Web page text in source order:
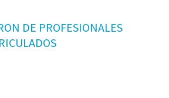
DE PROFESIONALES